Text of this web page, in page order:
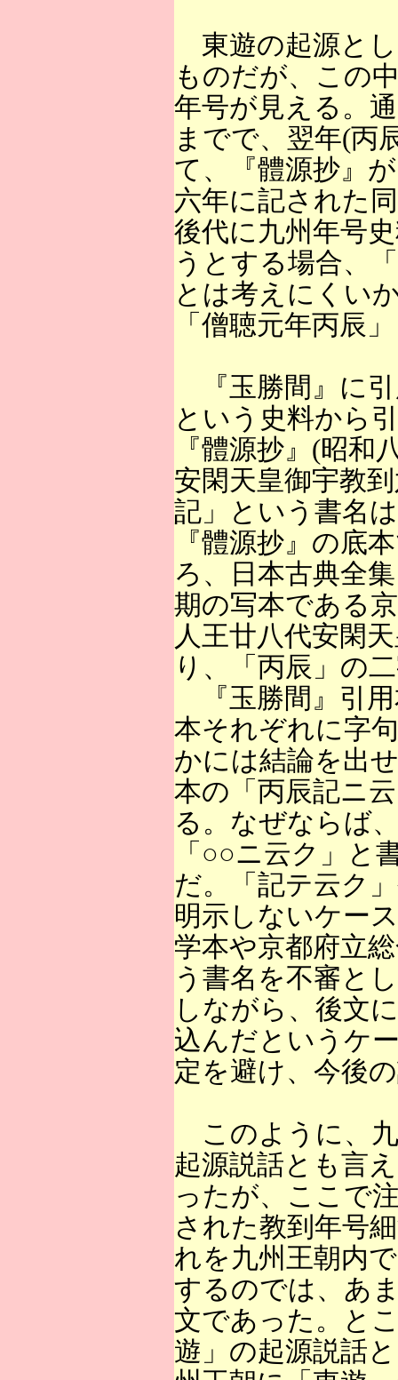
東遊の起源とし
ものだが、この
年号が見える。
までで、翌年(丙
て、『體源抄』
六年に記された
後代に九州年号
うとする場合、
とは考えにくい
「僧聴元年丙辰
『玉勝間』に引
という史料から
『體源抄』(昭
安閑天皇御宇教
記」という書名
『體源抄』の底
ろ、日本古典全
期の写本である
人王廿八代安閑
り、「丙辰」の
『玉勝間』引用
本それぞれに字
かには結論を出
本の「丙辰記ニ
る。なぜならば
「○○ニ云ク」と
だ。「記テ云ク
明示しないケー
学本や京都府立
う書名を不審と
しながら、後文
込んだというケ
定を避け、今後
このように、
起源説話とも言
ったが、ここで
された教到年号
れを九州王朝内
するのでは、あ
文であった。と
遊」の起源説話